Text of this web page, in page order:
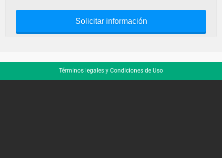
Solicitar información
Términos legales y Condiciones de Uso